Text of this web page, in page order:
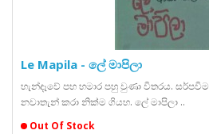
Le Mapila - ලේ මාපිලා
හැන්දෑවේ පහ හමාර පහු වුණා විතරය.
නවාතැන් කරා නික්ම ගියහ. ලේ මාපිලා ..
Out Of Stock